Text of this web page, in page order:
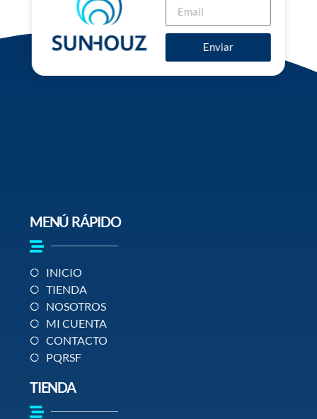
Enviar
MENÚ RÁPIDO
INICIO
TIENDA
NOSOTROS
MI CUENTA
CONTACTO
PQRSF
TIENDA